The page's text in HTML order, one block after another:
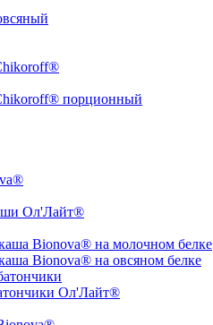
порционный
Ол'Лайт®
Bionova® на молочном белке
Bionova® на овсяном белке
Ол'Лайт®